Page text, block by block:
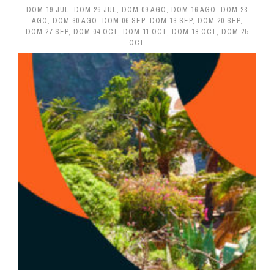
DOM 19 JUL, DOM 26 JUL, DOM 09 AGO, DOM 16 AGO, DOM 23
AGO, DOM 30 AGO, DOM 06 SEP, DOM 13 SEP, DOM 20 SEP,
DOM 27 SEP, DOM 04 OCT, DOM 11 OCT, DOM 18 OCT, DOM 25
OCT